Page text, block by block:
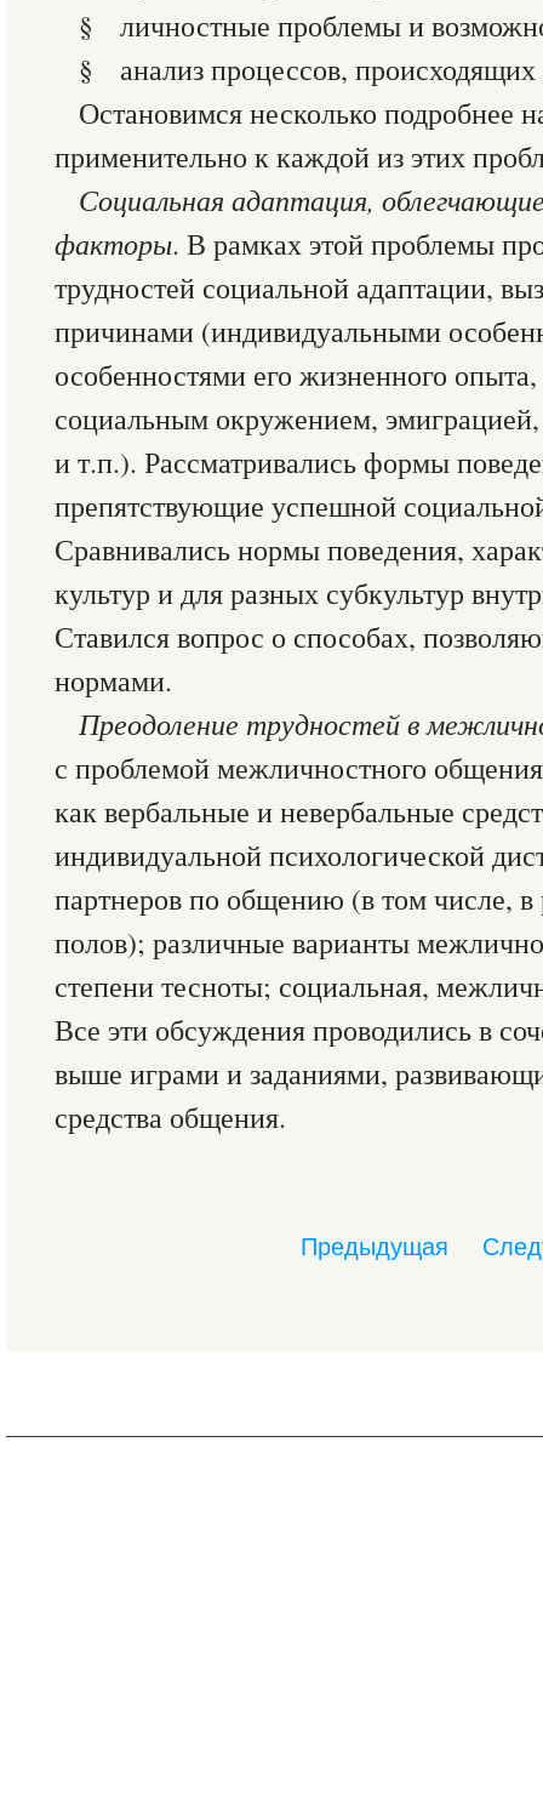
§ личностные проблемы и
§ анализ процессов, происходящих
Остановимся несколько подробнее
применительно к каждой из этих
Социальная адаптация,
факторы. В рамках этой проблемы
трудностей социальной адаптации,
причинами (индивидуальными
особенностями его жизненного
социальным окружением,
и т.п.). Рассматривались формы
препятствующие успешной
Сравнивались нормы поведения,
культур и для разных субкультур
Ставился вопрос о способах,
нормами.
Преодоление трудностей в
с проблемой межличностного
как вербальные и невербальные
индивидуальной психологической
партнеров по общению (в том числе,
полов); различные варианты
степени тесноты; социальная,
Все эти обсуждения проводились в
выше играми и заданиями,
средства общения.
Предыдущая